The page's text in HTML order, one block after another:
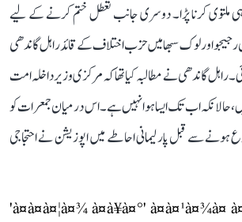
ملتوی کرنا پڑا۔ دوسری جانب تعطل ختم کرنے کے لیے
رجیجو اور لوک سبھا میں حزب اختلاف کے قائد راہل گاندھی
گاندھی نے مطالبہ کیا تھا کہ مرکزی وزیر داخلہ امت
حالانکہ اب تک ایسا ہوا نہیں ہے۔ اس درمیان جمعرات کو
ہونے سے قبل پارلیمانی احاطے میں اپوزیشن نے احتجاجی
'à¤à¤à¤¦à¤¾ à¤à¥à¤°' à¤à¤¹à¤¾à¤